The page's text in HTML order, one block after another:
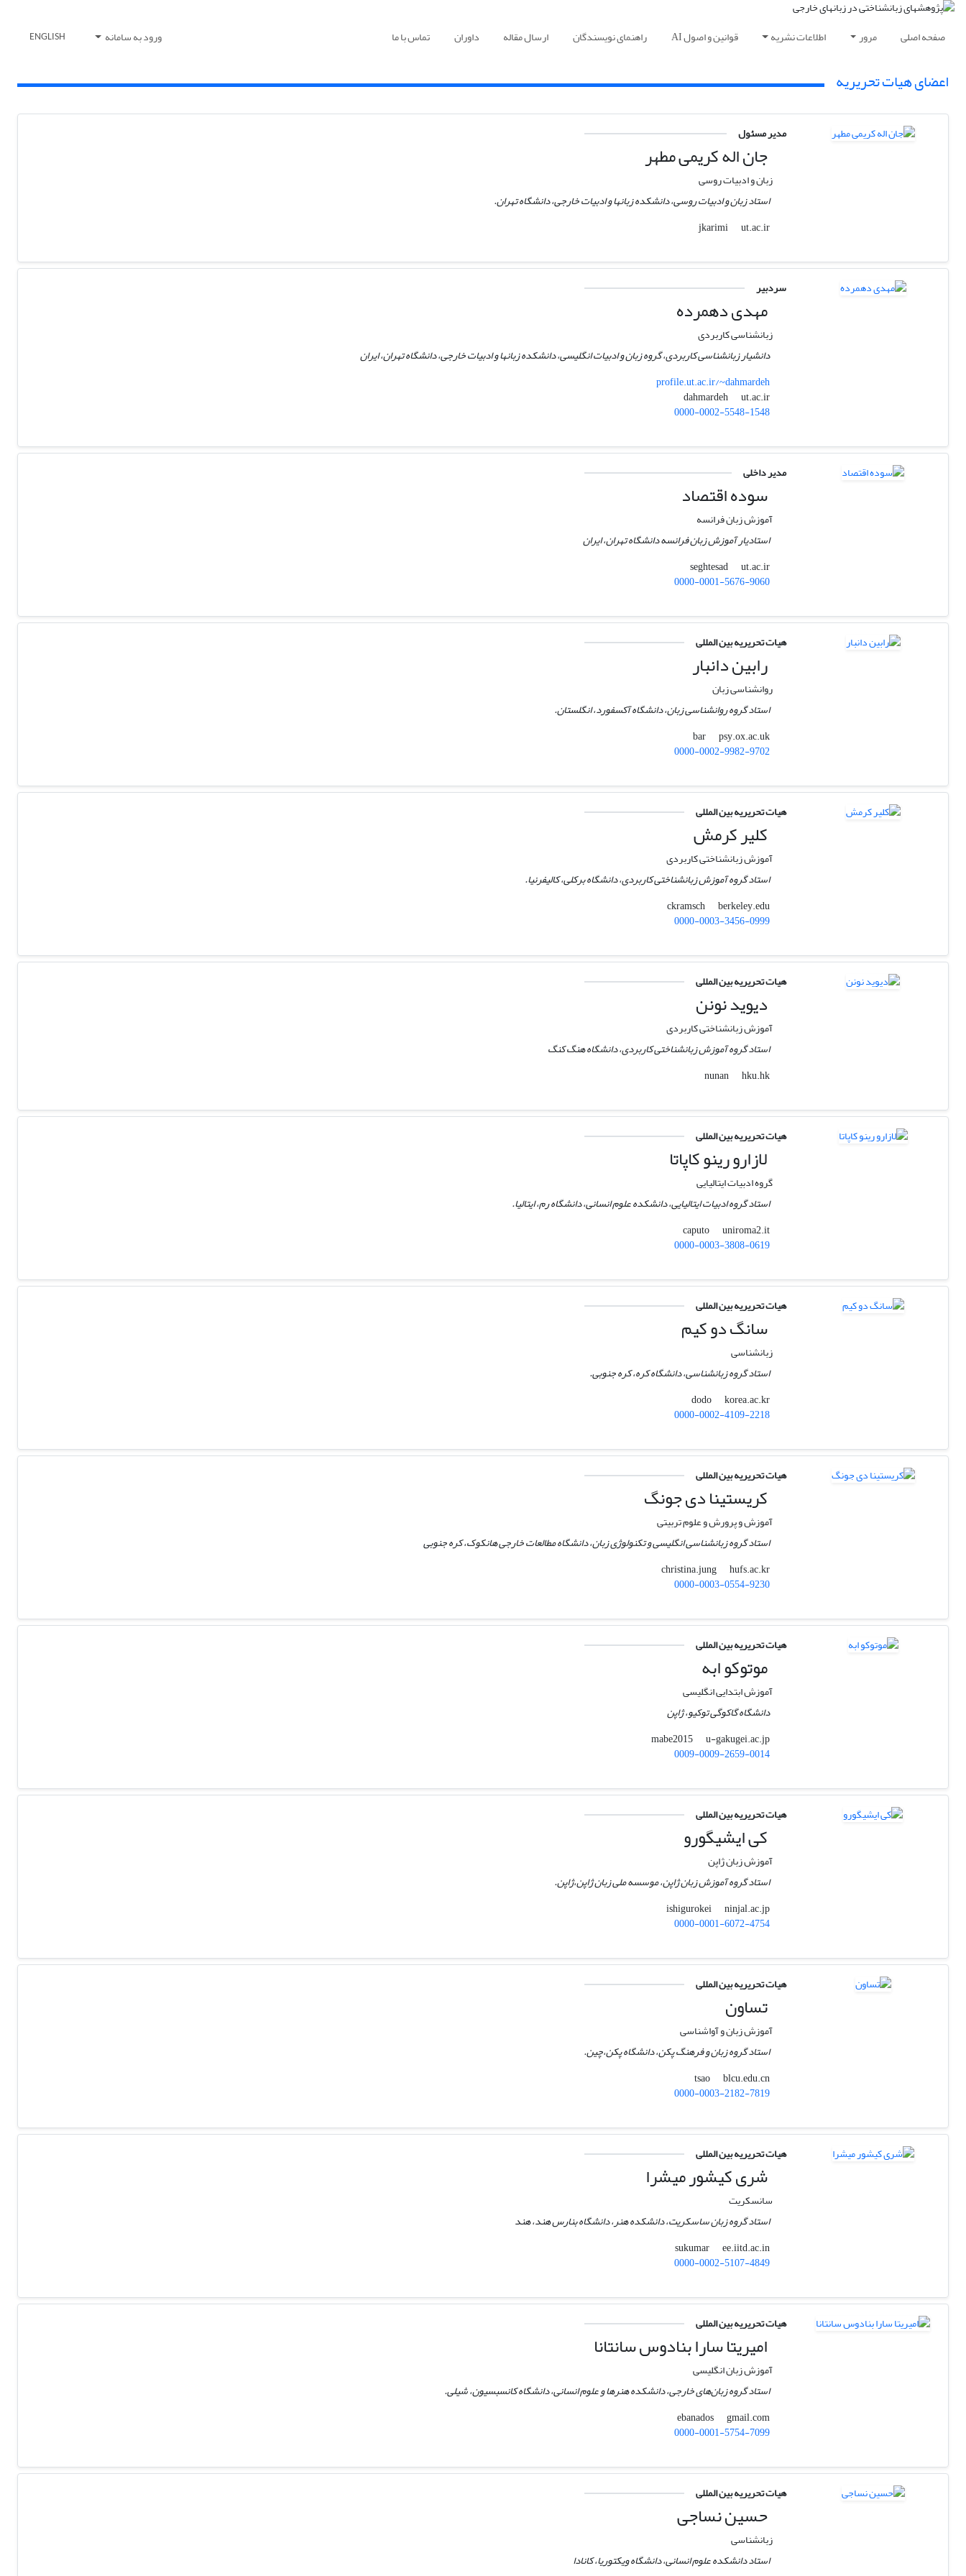
صفحه اصلی مرور اطلاعات نشریه قوانین و اصول AI راهنمای نویسندگان ارسال مقاله داوران تماس با ما ورود به سامانه ENGLISH
اعضای هیات تحریریه
مدیر مسئول
جان اله کریمی مطهر
زبان و ادبیات روسی
استاد زبان و ادبیات روسی،‌ دانشکده زبانها و ادبیات خارجی،‌ دانشگاه تهران.
jkarimi
ut.ac.ir
سردبیر
مهدی دهمرده
زبانشناسی کاربردی
دانشیار زبانشناسی کاربردی، گروه زبان و ادبیات انگلیسی، دانشکده زبانها و ادبیات خارجی، دانشگاه تهران، ایران
profile.ut.ac.ir/~dahmardeh
dahmardeh
ut.ac.ir
0000-0002-5548-1548
مدیر داخلی
سوده اقتصاد
آموزش زبان فرانسه
استادیار آموزش زبان فرانسه دانشگاه تهران، ایران
seghtesad
ut.ac.ir
0000-0001-5676-9060
هیات تحریریه بین المللی
رابین دانبار
روانشناسی زبان
استاد گروه روانشناسی زبان، دانشگاه آکسفورد، انگلستان.
bar
psy.ox.ac.uk
0000-0002-9982-9702
هیات تحریریه بین المللی
کلیر کرمش
آموزش زبانشناختی کاربردی
استاد گروه آموزش زبانشناختی کاربردی، دانشگاه برکلی، کالیفرنیا.
ckramsch
berkeley.edu
0000-0003-3456-0999
هیات تحریریه بین المللی
دیوید نونن
آموزش زبانشناختی کاربردی
استاد گروه آموزش زبانشناختی کاربردی، دانشگاه هنگ کنگ
nunan
hku.hk
هیات تحریریه بین المللی
لازارو رینو کاپاتا
گروه ادبیات ایتالیایی
استاد گروه ادبیات ایتالیایی، دانشکده علوم انسانی، دانشگاه رم، ایتالیا.
caputo
uniroma2.it
0000-0003-3808-0619
هیات تحریریه بین المللی
سانگ دو کیم
زبانشناسی
استاد گروه زبانشناسی، دانشگاه کره، کره جنوبی.
dodo
korea.ac.kr
0000-0002-4109-2218
هیات تحریریه بین المللی
کریستینا دی جونگ
آموزش و پرورش و علوم تربیتی
استاد گروه زبانشناسی انگلیسی و تکنولوژی زبان، دانشگاه مطالعات خارجی هانکوک، کره جنوبی
christina.jung
hufs.ac.kr
0000-0003-0554-9230
هیات تحریریه بین المللی
موتوکو ابه
آموزش ابتدایی انگلیسی
دانشگاه گاکوگی توکیو، ژاپن
mabe2015
u-gakugei.ac.jp
0009-0009-2659-0014
هیات تحریریه بین المللی
کی ایشیگورو
آموزش زبان ژاپن
استاد گروه آموزش زبان ژاپن، موسسه ملی زبان ژاپن،‌ژاپن.
ishigurokei
ninjal.ac.jp
0000-0001-6072-4754
هیات تحریریه بین المللی
تساون
آموزش زبان و آواشناسی
استاد گروه زبان و فرهنگ پکن، دانشگاه پکن،‌چین.
tsao
blcu.edu.cn
0000-0003-2182-7819
هیات تحریریه بین المللی
شری کیشور میشرا
سانسکریت
استاد گروه زبان ساسکریت، دانشکده هنر، دانشگاه بنارس هند، هند
sukumar
ee.iitd.ac.in
0000-0002-5107-4849
هیات تحریریه بین المللی
امیریتا سارا بنادوس سانتانا
آموزش زبان انگلیسی
استاد گروه زبان‌های خارجی، دانشکده هنرها و علوم انسانی، دانشگاه کانسبسیون، شیلی.
ebanados
gmail.com
0000-0001-5754-7099
هیات تحریریه بین المللی
حسین نساجی
زبانشناسی
استاد دانشکده علوم انسانی، دانشگاه ویکتوریا، کانادا